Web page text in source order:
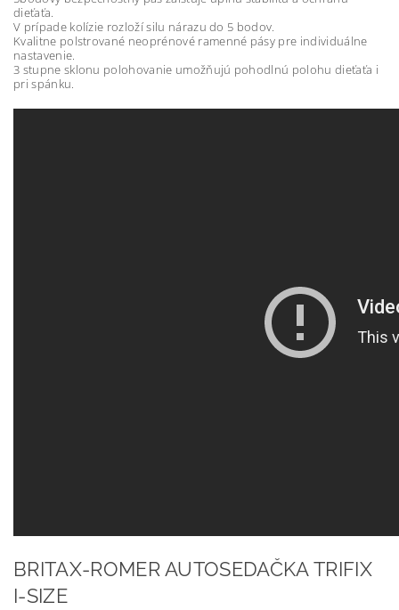
dieťaťa.
V prípade kolízie rozloží silu nárazu do 5 bodov.
Kvalitne polstrované neoprénové ramenné pásy pre individuálne
nastavenie.
3 stupne sklonu polohovanie umožňujú pohodlnú polohu dieťaťa i
pri spánku.
BRITAX-ROMER AUTOSEDAČKA TRIFIX
I-SIZE